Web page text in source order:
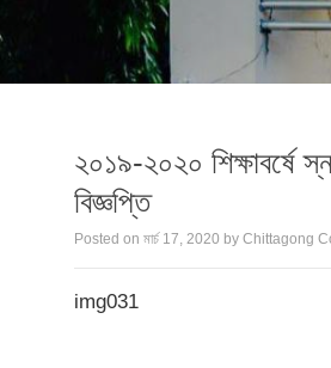
২০১৯-২০২০ শিক্ষাবর্ষে
বিজ্ঞপ্তি
Posted on মার্চ 17, 2020 by Chittagong
img031